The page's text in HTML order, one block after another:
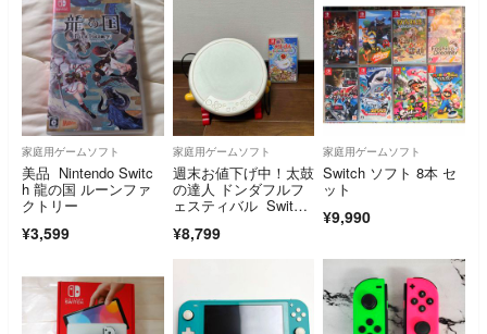
家庭用ゲームソフト
美品 Nintendo Switc
h 龍の国 ルーンファ
クトリー
¥3,599
家庭用ゲームソフト
週末お値下げ中！太鼓
の達人 ドンダフルフ
ェスティバル Switc
¥8,799
家庭用ゲームソフト
Switch ソフト 8本 セ
ット
¥9,990